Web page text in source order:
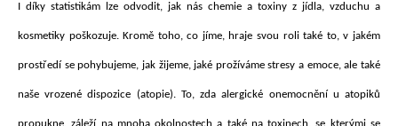
I díky statistikám lze odvodit, jak nás chemie a toxiny z jídla, vzduchu a
kosmetiky poškozuje. Kromě toho, co jíme, hraje svou roli také to, v jakém
prostředí se pohybujeme, jak žijeme, jaké prožíváme stresy a emoce, ale také
naše vrozené dispozice (atopie). To, zda alergické onemocnění u atopiků